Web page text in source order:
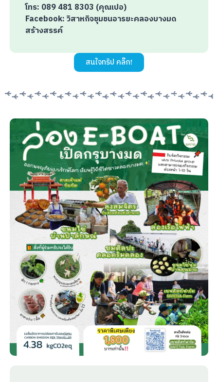
โทร: 089 481 8303 (คุณเปอ)
Facebook: วิสาหกิจชุมชนอารยะคลองบางมด
สร้างสรรค์
สนใจทริป คลิ๊ก!